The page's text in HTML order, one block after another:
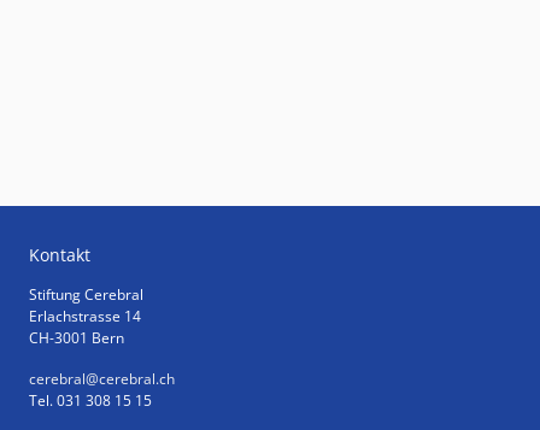
Kontakt
Stiftung Cerebral
Erlachstrasse 14
CH-3001 Bern
cerebral@cerebral.ch
Tel. 031 308 15 15